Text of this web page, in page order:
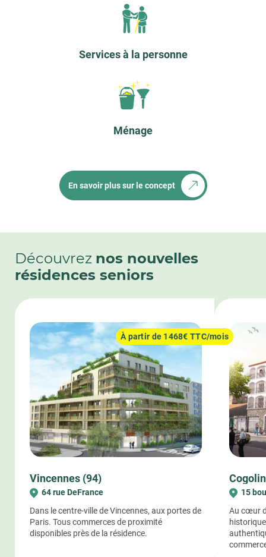
56 - LORIENT VILLENEUVE
56 - VANNES
63 - CHÂTEL-GUYON
64 - ANGLET
67 - STRASBOURG
68 - COLMAR
69 - LYON
71 - MÂCON
72 - LE MANS
73 - LA RAVOIRE
74 - ANNEMASSE
76 - LE HAVRE COTY
76 - LE HAVRE FRANÇOIS 1ER
76 - ROUEN JARDIN DES PLANTES
76 - ROUEN RIVE DROITE
77 - AVON
77 - CHELLES
77 - LAGNY-SUR-MARNE
Services à la personne
Ménage
En savoir plus sur le concept
Découvrez nos nouvelles
résidences seniors
À partir de 1468€ TTC/mois
Vincennes (94)
64 rue DeFrance
Dans le centre-ville de Vincennes, aux portes de
Paris. Tous commerces de proximité
disponibles près de la résidence.
15
Au cœur